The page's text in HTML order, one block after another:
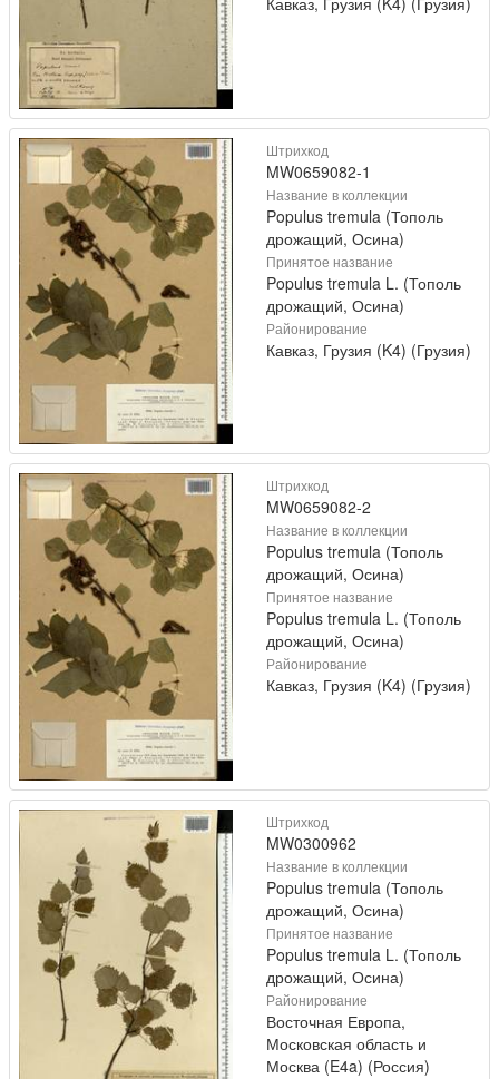
Штрихкод
MW0659082-1
Название в коллекции
Populus tremula (Тополь
дрожащий, Осина)
Принятое название
Populus tremula L. (Тополь
дрожащий, Осина)
Районирование
Кавказ, Грузия (K4) (Грузия)
Штрихкод
MW0659082-2
Название в коллекции
Populus tremula (Тополь
дрожащий, Осина)
Принятое название
Populus tremula L. (Тополь
дрожащий, Осина)
Районирование
Кавказ, Грузия (K4) (Грузия)
Штрихкод
MW0300962
Название в коллекции
Populus tremula (Тополь
дрожащий, Осина)
Принятое название
Populus tremula L. (Тополь
дрожащий, Осина)
Районирование
Восточная Европа,
Московская область и
Москва (E4a) (Россия)